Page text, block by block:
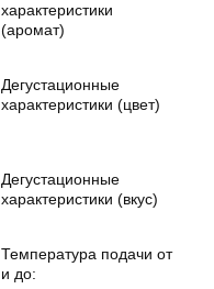
характеристики
(аромат)
Дегустационные
характеристики (цвет)
Дегустационные
характеристики (вкус)
Температура подачи от
и до: